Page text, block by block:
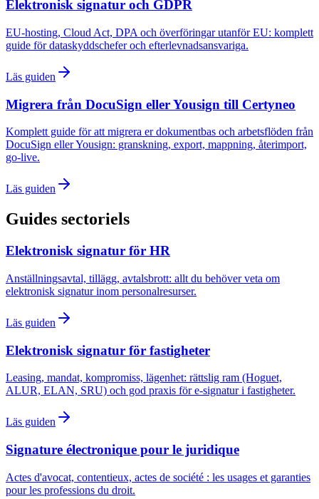
Elektronisk signatur och GDPR
EU-hosting, Cloud Act, DPA och överföringar utanför EU: komplett
guide för dataskyddschefer och efterlevnadsansvariga.
Läs guiden
Migrera från DocuSign eller Yousign till Certyneo
Komplett guide för att migrera er dokumentbas och arbetsflöden från
DocuSign eller Yousign: granskning, export, mappning, återimport,
go-live.
Läs guiden
Guides sectoriels
Elektronisk signatur för HR
Anställningsavtal, tillägg, avtalsbrott: allt du behöver veta om
elektronisk signatur inom personalresurser.
Läs guiden
Elektronisk signatur för fastigheter
Leasing, mandat, kompromiss, lägenhet: rättslig ram (Hoguet,
ALUR, ELAN, SRU) och god praxis för e-signatur i fastigheter.
Läs guiden
Signature électronique pour le juridique
Actes d'avocat, contentieux, actes de société : les usages et garanties
pour les professions du droit.